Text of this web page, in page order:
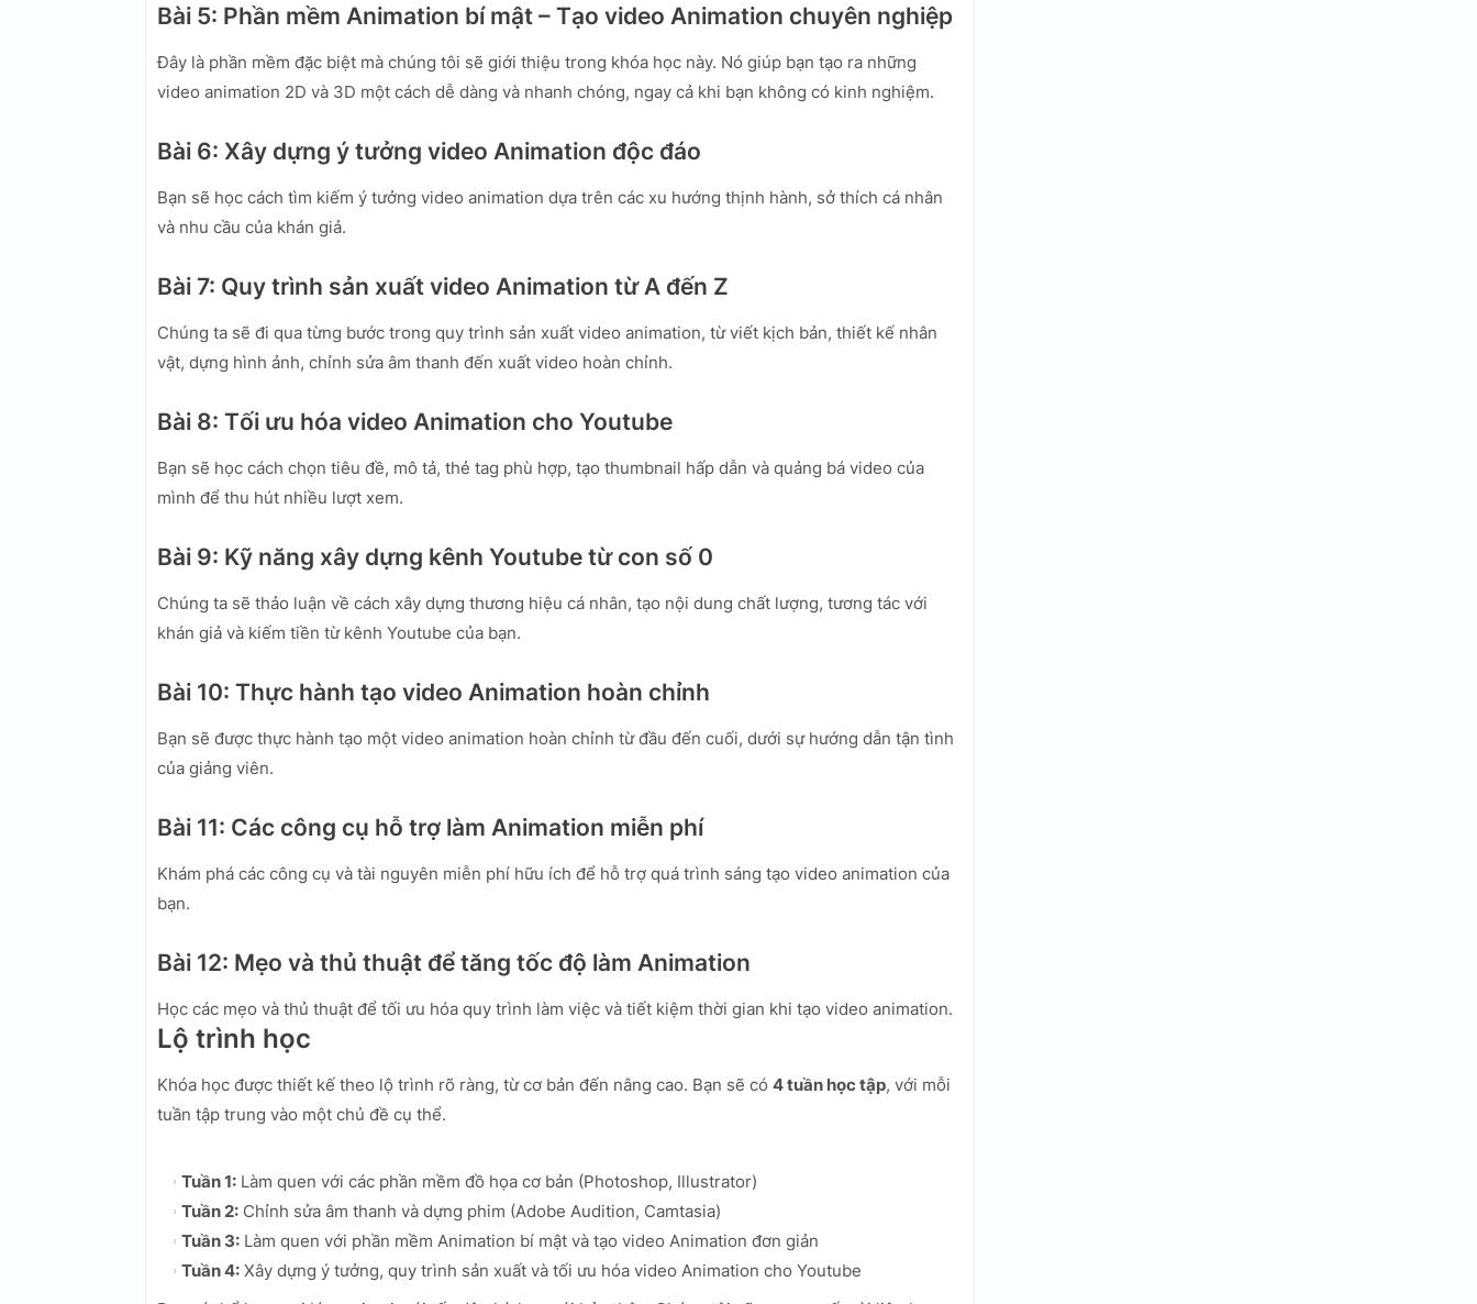
Bài 5: Phần mềm Animation bí mật – Tạo video Animation chuyên nghiệp
Đây là phần mềm đặc biệt mà chúng tôi sẽ giới thiệu trong khóa học này. Nó giúp bạn tạo ra những
video animation 2D và 3D một cách dễ dàng và nhanh chóng, ngay cả khi bạn không có kinh nghiệm.
Bài 6: Xây dựng ý tưởng video Animation độc đáo
Bạn sẽ học cách tìm kiếm ý tưởng video animation dựa trên các xu hướng thịnh hành, sở thích cá nhân
và nhu cầu của khán giả.
Bài 7: Quy trình sản xuất video Animation từ A đến Z
Chúng ta sẽ đi qua từng bước trong quy trình sản xuất video animation, từ viết kịch bản, thiết kế nhân
vật, dựng hình ảnh, chỉnh sửa âm thanh đến xuất video hoàn chỉnh.
Bài 8: Tối ưu hóa video Animation cho Youtube
Bạn sẽ học cách chọn tiêu đề, mô tả, thẻ tag phù hợp, tạo thumbnail hấp dẫn và quảng bá video của
mình để thu hút nhiều lượt xem.
Bài 9: Kỹ năng xây dựng kênh Youtube từ con số 0
Chúng ta sẽ thảo luận về cách xây dựng thương hiệu cá nhân, tạo nội dung chất lượng, tương tác với
khán giả và kiếm tiền từ kênh Youtube của bạn.
Bài 10: Thực hành tạo video Animation hoàn chỉnh
Bạn sẽ được thực hành tạo một video animation hoàn chỉnh từ đầu đến cuối, dưới sự hướng dẫn tận tình
của giảng viên.
Bài 11: Các công cụ hỗ trợ làm Animation miễn phí
Khám phá các công cụ và tài nguyên miễn phí hữu ích để hỗ trợ quá trình sáng tạo video animation của
bạn.
Bài 12: Mẹo và thủ thuật để tăng tốc độ làm Animation
Học các mẹo và thủ thuật để tối ưu hóa quy trình làm việc và tiết kiệm thời gian khi tạo video animation.
Lộ trình học
Khóa học được thiết kế theo lộ trình rõ ràng, từ cơ bản đến nâng cao. Bạn sẽ có 4 tuần học tập, với mỗi
tuần tập trung vào một chủ đề cụ thể.
Tuần 1: Làm quen với các phần mềm đồ họa cơ bản (Photoshop, Illustrator)
Tuần 2: Chỉnh sửa âm thanh và dựng phim (Adobe Audition, Camtasia)
Tuần 3: Làm quen với phần mềm Animation bí mật và tạo video Animation đơn giản
Tuần 4: Xây dựng ý tưởng, quy trình sản xuất và tối ưu hóa video Animation cho Youtube